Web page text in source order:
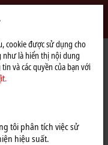
modules
finder
cookie được sử dụng cho
như là hiển thị nội dung
và các quyền của bạn với
tôi phân tích việc sử
hiệu suất.